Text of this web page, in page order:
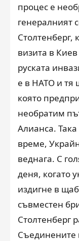
процес е
генералният
Столтенберг,
визита в
руската
е в НАТО и тя
която
необратим
Алианса.
време,
веднага. С
деня, когато
издигне в
съвместен
Столтенберг
Съединените